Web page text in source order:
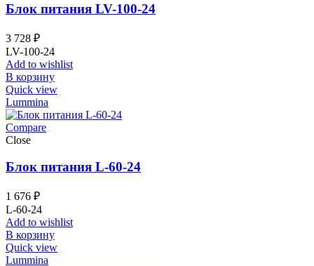
Блок питания LV-100-24
3 728 ₽
LV-100-24
Add to wishlist
В корзину
Quick view
Lummina
Compare
Close
Блок питания L-60-24
1 676 ₽
L-60-24
Add to wishlist
В корзину
Quick view
Lummina